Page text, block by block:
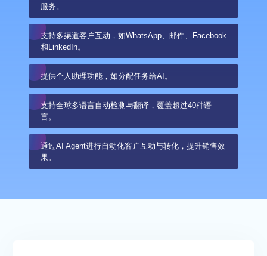
服务。
支持多渠道客户互动，如WhatsApp、邮件、Facebook
和LinkedIn。
提供个人助理功能，如分配任务给AI。
支持全球多语言自动检测与翻译，覆盖超过40种语
言。
通过AI Agent进行自动化客户互动与转化，提升销售效
果。